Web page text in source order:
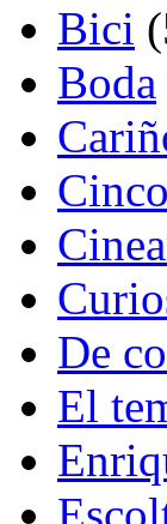
Bici
Boda
De
El